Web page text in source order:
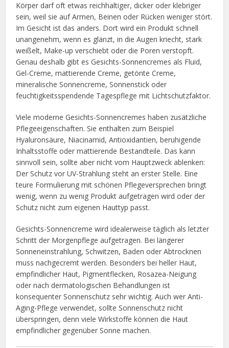
Körper darf oft etwas reichhaltiger, dicker oder klebriger
sein, weil sie auf Armen, Beinen oder Rücken weniger stört.
Im Gesicht ist das anders. Dort wird ein Produkt schnell
unangenehm, wenn es glänzt, in die Augen kriecht, stark
weißelt, Make-up verschiebt oder die Poren verstopft.
Genau deshalb gibt es Gesichts-Sonnencremes als Fluid,
Gel-Creme, mattierende Creme, getönte Creme,
mineralische Sonnencreme, Sonnenstick oder
feuchtigkeitsspendende Tagespflege mit Lichtschutzfaktor.
Viele moderne Gesichts-Sonnencremes haben zusätzliche
Pflegeeigenschaften. Sie enthalten zum Beispiel
Hyaluronsäure, Niacinamid, Antioxidantien, beruhigende
Inhaltsstoffe oder mattierende Bestandteile. Das kann
sinnvoll sein, sollte aber nicht vom Hauptzweck ablenken:
Der Schutz vor UV-Strahlung steht an erster Stelle. Eine
teure Formulierung mit schönen Pflegeversprechen bringt
wenig, wenn zu wenig Produkt aufgetragen wird oder der
Schutz nicht zum eigenen Hauttyp passt.
Gesichts-Sonnencreme wird idealerweise täglich als letzter
Schritt der Morgenpflege aufgetragen. Bei längerer
Sonneneinstrahlung, Schwitzen, Baden oder Abtrocknen
muss nachgecremt werden. Besonders bei heller Haut,
empfindlicher Haut, Pigmentflecken, Rosazea-Neigung
oder nach dermatologischen Behandlungen ist
konsequenter Sonnenschutz sehr wichtig. Auch wer Anti-
Aging-Pflege verwendet, sollte Sonnenschutz nicht
überspringen, denn viele Wirkstoffe können die Haut
empfindlicher gegenüber Sonne machen.